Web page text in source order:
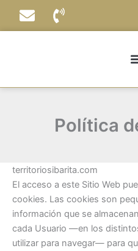
Política
territoriosibarita.com
El acceso a este Sitio Web
cookies. Las cookies son
información que se
cada Usuario —en los
utilizar para navegar— para